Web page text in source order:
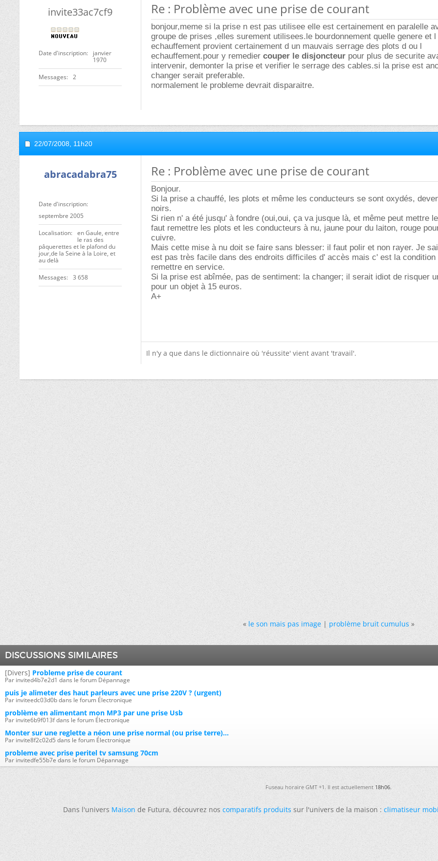
invite33ac7cf9
Date d'inscription
janvier
1970
Messages 2
Re : Problème avec une prise de courant
bonjour,meme si la prise n est pas utilisee elle est certainement en paralelle
groupe de prises ,elles surement utilisees.le bourdonnement quelle genere et l
echauffement provient certainement d un mauvais serrage des plots d ou l
echauffement.pour y remedier couper le disjoncteur pour plus de securite
intervenir, demonter la prise et verifier le serrage des cables.si la prise est
changer serait preferable.
normalement le probleme devrait disparaitre.
22/07/2008, 11h20
abracadabra75
Date d'inscription
septembre 2005
Localisation
en Gaule, entre
le ras des
pâquerettes et le plafond du
jour,de la Seine à la Loire, et
au delà
Messages 3 658
Re : Problème avec une prise de courant
Bonjour.
Si la prise a chauffé, les plots et même les conducteurs se sont oxydés,
noirs.
Si rien n' a été jusqu' à fondre (oui,oui, ça va jusque là, et même peut mettre
faut remettre les plots et les conducteurs à nu, jaune pour du laiton, rouge
cuivre.
Mais cette mise à nu doit se faire sans blesser: il faut polir et non rayer. Je
est pas très facile dans des endroits difficiles d' accès mais c' est la condition
remettre en service.
Si la prise est abîmée, pas de sentiment: la changer; il serait idiot de risquer
pour un objet à 15 euros.
A+
Il n'y a que dans le dictionnaire où 'réussite' vient avant 'travail'.
« le son mais pas image|problème bruit cumulus »
DISCUSSIONS SIMILAIRES
[Divers] Probleme prise de courant
Par invited4b7e2d1 dans le forum Dépannage
puis je alimeter des haut parleurs avec une prise 220V ? (urgent)
Par inviteedc03d0b dans le forum Électronique
problème en alimentant mon MP3 par une prise Usb
Par invite6b9f013f dans le forum Électronique
Monter sur une reglette a néon une prise normal (ou prise terre)...
Par invite8f2c02d5 dans le forum Électronique
probleme avec prise peritel tv samsung 70cm
Par invitedfe55b7e dans le forum Dépannage
Fuseau horaire GMT +1. Il est actuellement18h06.
Dans l'universMaisonde Futura, découvrez noscomparatifs produitssur l'univers de la maison :climatiseur